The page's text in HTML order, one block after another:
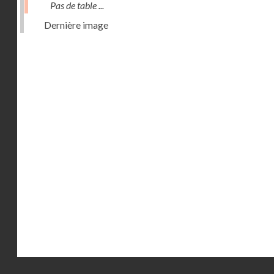
Pas de table ...
Dernière image